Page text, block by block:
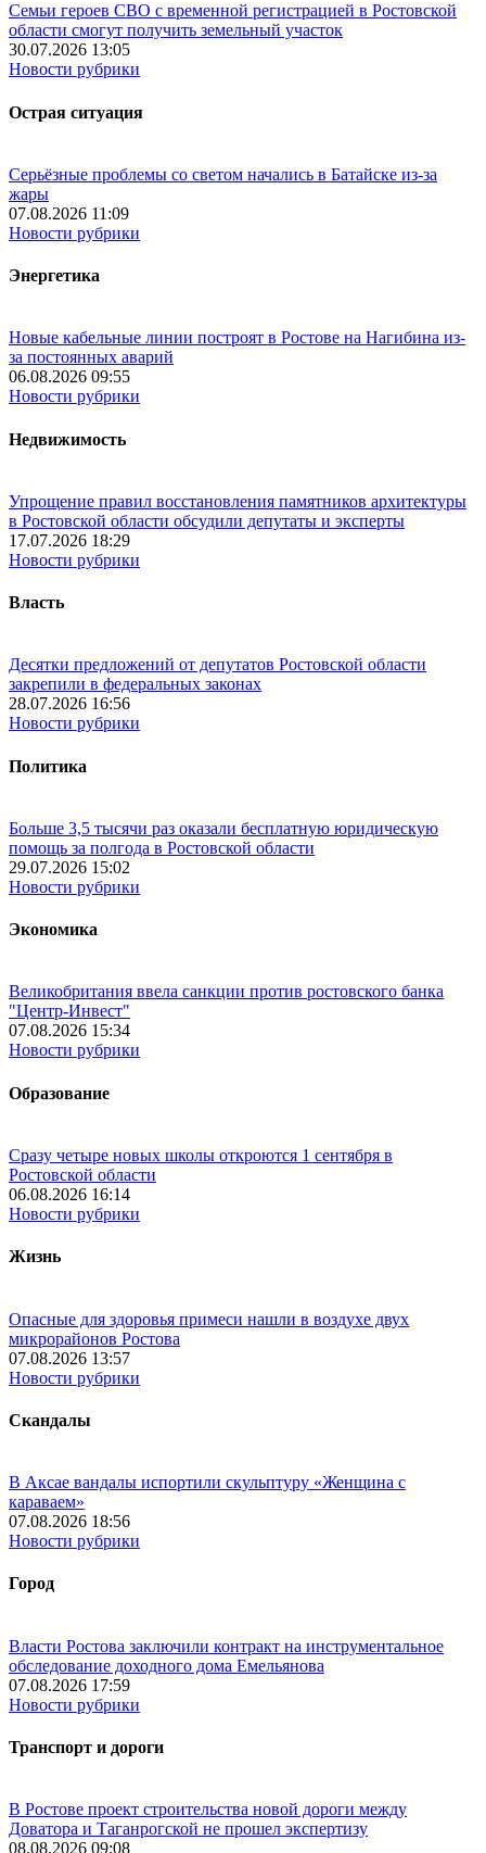
Семьи героев СВО с временной регистрацией в Ростовской
области смогут получить земельный участок
30.07.2026 13:05
Новости рубрики
Острая ситуация
Серьёзные проблемы со светом начались в Батайске из-за
жары
07.08.2026 11:09
Новости рубрики
Энергетика
Новые кабельные линии построят в Ростове на Нагибина из-
за постоянных аварий
06.08.2026 09:55
Новости рубрики
Недвижимость
Упрощение правил восстановления памятников архитектуры
в Ростовской области обсудили депутаты и эксперты
17.07.2026 18:29
Новости рубрики
Власть
Десятки предложений от депутатов Ростовской области
закрепили в федеральных законах
28.07.2026 16:56
Новости рубрики
Политика
Больше 3,5 тысячи раз оказали бесплатную юридическую
помощь за полгода в Ростовской области
29.07.2026 15:02
Новости рубрики
Экономика
Великобритания ввела санкции против ростовского банка
"Центр-Инвест"
07.08.2026 15:34
Новости рубрики
Образование
Сразу четыре новых школы откроются 1 сентября в
Ростовской области
06.08.2026 16:14
Новости рубрики
Жизнь
Опасные для здоровья примеси нашли в воздухе двух
микрорайонов Ростова
07.08.2026 13:57
Новости рубрики
Скандалы
В Аксае вандалы испортили скульптуру «Женщина с
караваем»
07.08.2026 18:56
Новости рубрики
Город
Власти Ростова заключили контракт на инструментальное
обследование доходного дома Емельянова
07.08.2026 17:59
Новости рубрики
Транспорт и дороги
В Ростове проект строительства новой дороги между
Доватора и Таганрогской не прошел экспертизу
08.08.2026 09:08